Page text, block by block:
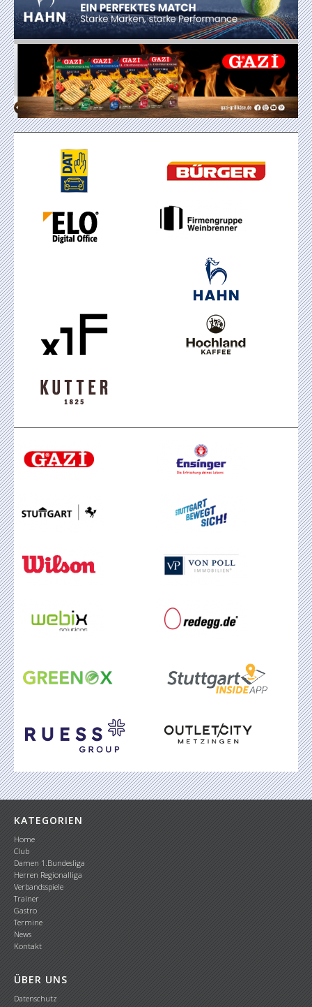
KATEGORIEN
Home
Club
Damen 1.Bundesliga
Herren Regionalliga
Verbandsspiele
Trainer
Gastro
Termine
News
Kontakt
ÜBER UNS
Datenschutz